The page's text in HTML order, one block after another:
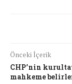
Önceki İçerik
CHP’nin
mahkeme